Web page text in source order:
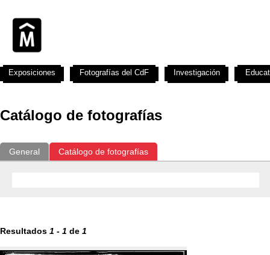
Catálogo de fotografías
General Catálogo de fotografías
Resultados 1 - 1 de 1
Exposiciones Fotografías del CdF Investigación